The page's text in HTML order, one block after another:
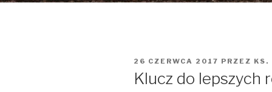
OPUBLIKOWANE
26 CZERWCA 2017 PRZEZ KS.
Klucz do lepszych